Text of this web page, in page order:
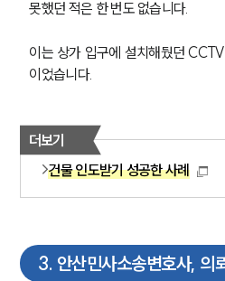
못했던 적은 한 번도 없습니다.
이는 상가 입구에 설치해뒀던
이었습니다.
더보기
건물 인도받기 성공한 사례
3. 안산민사소송변호사, 의